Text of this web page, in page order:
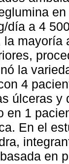
día a 4
la
la
4
úlceras y
en 1
En el
en